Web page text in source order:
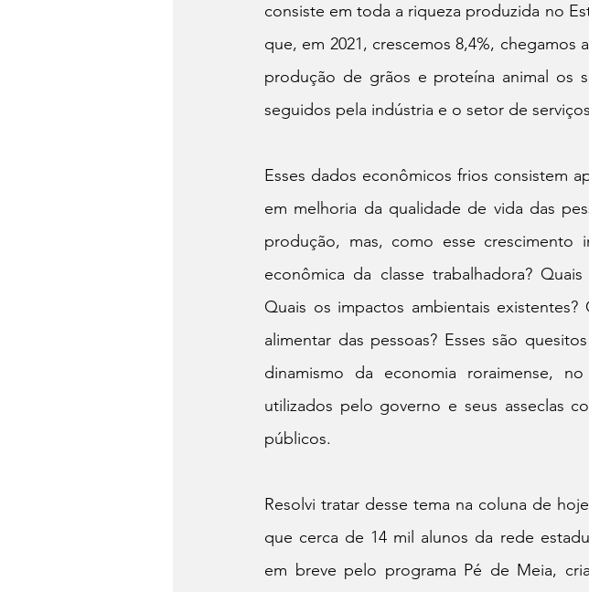
consiste em toda a riqueza produzida no
que, em 2021, crescemos 8,4%, chegamos
produção de grãos e proteína animal os
seguidos pela indústria e o setor de
Esses dados econômicos frios consistem
em melhoria da qualidade de vida das
produção, mas, como esse crescimento
econômica da classe trabalhadora?
Quais os impactos ambientais
alimentar das pessoas? Esses são
dinamismo da economia roraimense,
utilizados pelo governo e seus asseclas
públicos.
Resolvi tratar desse tema na coluna de
que cerca de 14 mil alunos da rede
em breve pelo programa Pé de Meia,